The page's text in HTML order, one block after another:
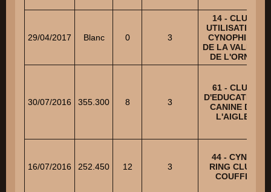
29/04/2017 Blanc 0 3
14 - CLUB
UTILISATION
CYNOPHILE
DE LA VALLEE
DE L'ORNE
30/07/2016 355.300 8 3
61 - CLUB
D'EDUCATION
CANINE DE
L'AIGLE
16/07/2016 252.450 12 3
44 - CYNO
RING CLUB
COUFFE